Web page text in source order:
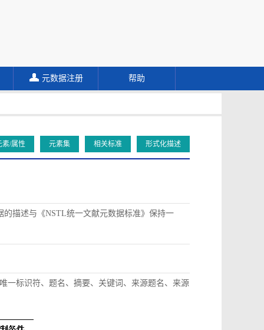
元数据注册 帮助
素/属性 元素集 相关标准 形式化描述
描述与《NSTL统一文献元数据标准》保持一
一标识符、题名、摘要、关键词、来源题名、来源